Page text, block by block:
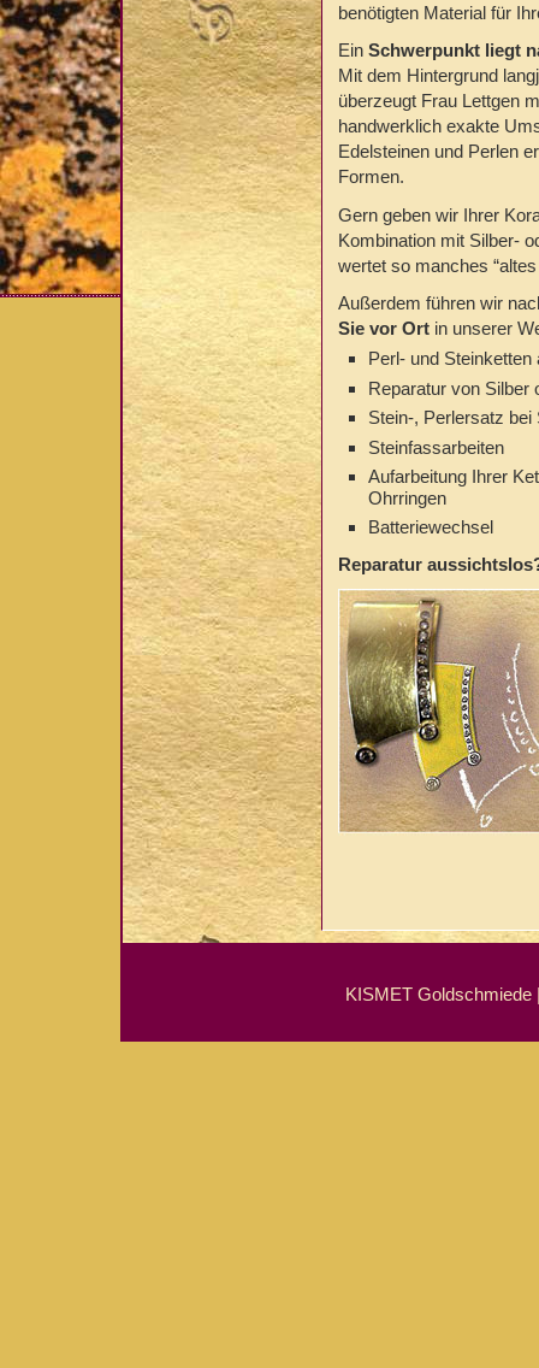
benötigten Material für
Ein Schwerpunkt liegt
Mit dem Hintergrund
überzeugt Frau Lettgen
handwerklich exakte
Edelsteinen und Perlen
Formen.
Gern geben wir Ihrer
Kombination mit Silber-
wertet so manches
Außerdem führen wir
Sie vor Ortin unserer
Perl- und
Reparatur von Silber
Stein-, Perlersatz
Steinfassarbeiten
Aufarbeitung Ihrer
Ohrringen
Batteriewechsel
Reparatur
KISMET Goldschmiede